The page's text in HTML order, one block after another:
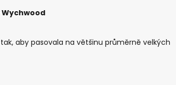
aby pasovala na většinu průměrně velkých